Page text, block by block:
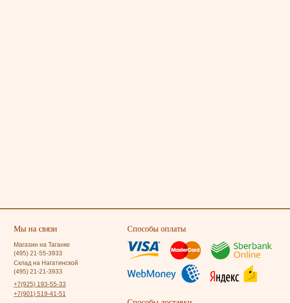
Мы на связи
Магазин на Таганке
(495) 21-55-3933
Склад на Нагатинской
(495) 21-21-3933
+7(925) 193-55-33
+7(901) 519-41-51
Способы оплаты